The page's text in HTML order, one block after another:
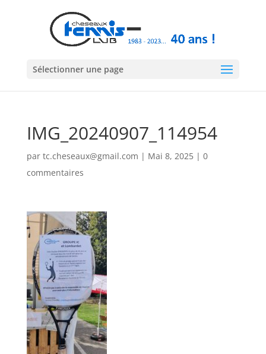
Sélectionner une page
IMG_20240907_114954
par tc.cheseaux@gmail.com | Mai 8, 2025| 0
commentaires